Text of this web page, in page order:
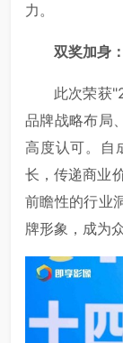
力。
双奖加身
此次荣获
品牌战略布局
高度认可。自
长，传递商业
前瞻性的行业
牌形象，成为